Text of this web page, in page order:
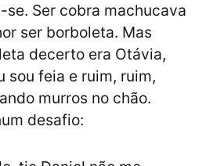
Ser cobra machucava
ser borboleta. Mas
decerto era Otávia,
sou feia e ruim, ruim,
murros no chão.
desafio: